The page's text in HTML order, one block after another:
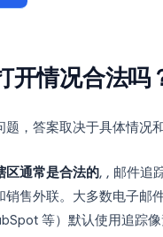
开情况合法吗
，答案取决于具体情况
区通常是合法的, , 邮件追
销售外联。大多数电子邮
等）默认使用追踪像